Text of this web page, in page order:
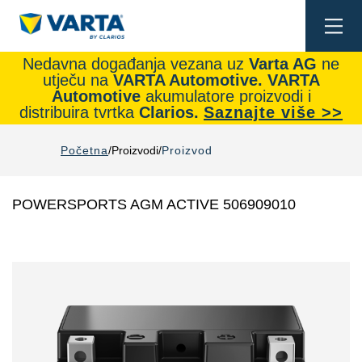
Nedavna događanja vezana uz Varta AG ne
utječu na VARTA Automotive. VARTA
Automotiveakumulatore proizvodi i
distribuira tvrtka Clarios. Saznajte više >>
Početna Proizvodi Proizvod
POWERSPORTS AGM ACTIVE 506909010